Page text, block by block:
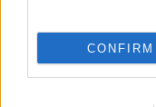
CONFIRM
Υψηλού
εξαιρετικά